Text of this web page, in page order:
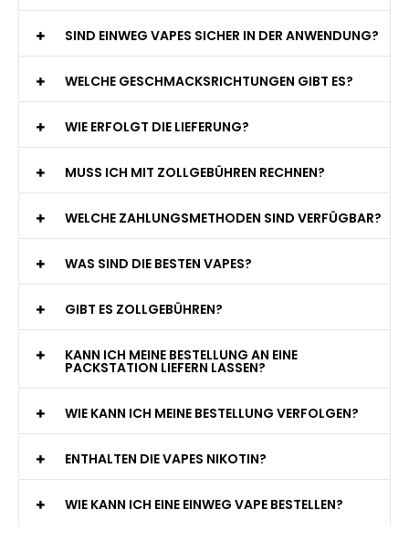
SIND EINWEG VAPES SICHER IN DER ANWENDUNG?
WELCHE GESCHMACKSRICHTUNGEN GIBT ES?
WIE ERFOLGT DIE LIEFERUNG?
MUSS ICH MIT ZOLLGEBÜHREN RECHNEN?
WELCHE ZAHLUNGSMETHODEN SIND VERFÜGBAR?
WAS SIND DIE BESTEN VAPES?
GIBT ES ZOLLGEBÜHREN?
KANN ICH MEINE BESTELLUNG AN EINE
PACKSTATION LIEFERN LASSEN?
WIE KANN ICH MEINE BESTELLUNG VERFOLGEN?
ENTHALTEN DIE VAPES NIKOTIN?
WIE KANN ICH EINE EINWEG VAPE BESTELLEN?